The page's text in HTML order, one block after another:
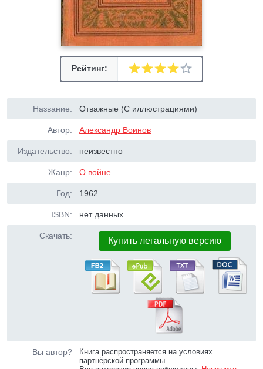
Рейтинг:
Название: Отважные (С иллюстрациями)
Автор: Александр Воинов
Издательство: неизвестно
Жанр: О войне
Год: 1962
ISBN: нет данных
Скачать: Купить легальную версию
Вы автор?
Книга распространяется на условиях
партнёрской программы.